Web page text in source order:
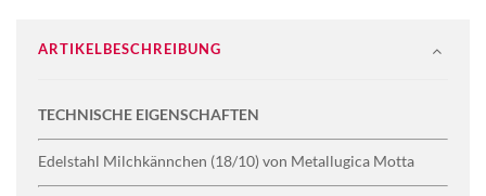
ARTIKELBESCHREIBUNG
TECHNISCHE EIGENSCHAFTEN
Edelstahl Milchkännchen (18/10) von Metallugica Motta